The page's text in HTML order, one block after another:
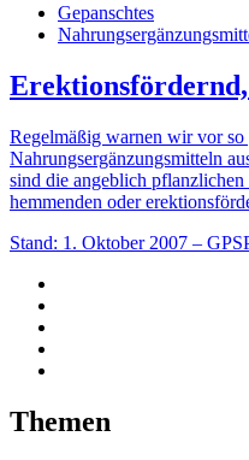
Gepanschtes
Regelmäßig warnen wir vor so
Nahrungsergänzungsmitteln
sind die angeblich
hemmenden oder
Stand: 1. Oktober 2007 –
Themen